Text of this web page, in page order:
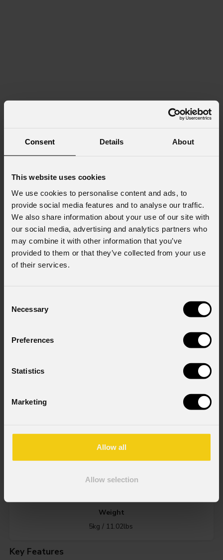
Consent Details About
This website uses cookies
We use cookies to personalise content and ads, to
provide social media features and to analyse our traffic.
We also share information about your use of our site with
our social media, advertising and analytics partners who
may combine it with other information that you’ve
provided to them or that they’ve collected from your use
of their services.
Selection
Necessary
Preferences
Statistics
Marketing
Allow all
Allow selection
EclCyclorama
Order Code: ECLCYC050
IP rating
Weight
5kg / 11.02lbs
Key Features